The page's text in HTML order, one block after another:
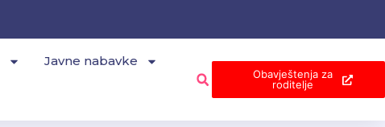
Javne nabavke
Obavještenja za
roditelje